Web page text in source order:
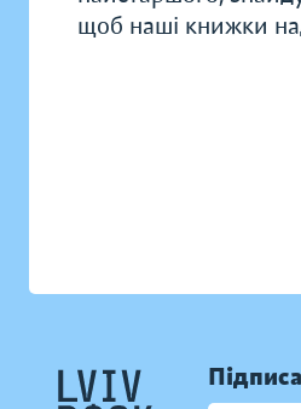
щоб наші книжки